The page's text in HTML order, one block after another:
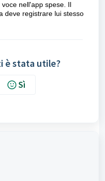
nell'app spese. Il
deve registrare lui stesso
è stata utile?
Sì